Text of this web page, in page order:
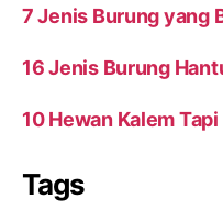
7 Jenis Burung yang
16 Jenis Burung
10 Hewan Kalem
Tags